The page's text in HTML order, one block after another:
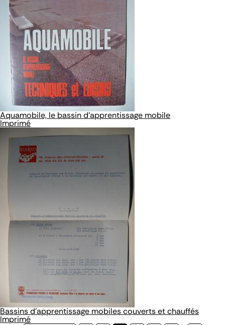
Aquamobile, le bassin d'apprentissage mobile
Imprimé
Bassins d'apprentissage mobiles couverts et chauffés
Imprimé